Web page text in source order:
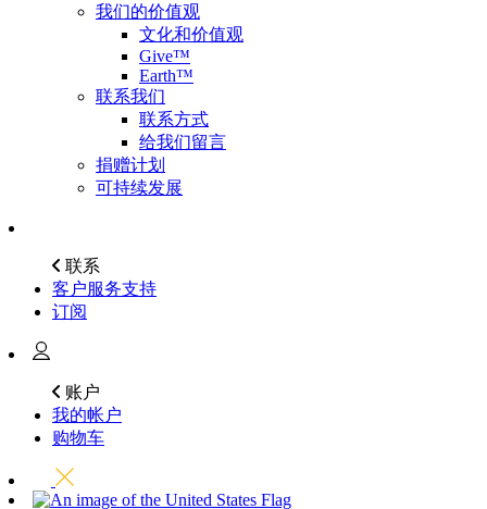
我们的价值观
文化和价值观
Give™
Earth™
联系我们
联系方式
给我们留言
捐赠计划
可持续发展
联系
客户服务支持
订阅
账户
我的帐户
购物车